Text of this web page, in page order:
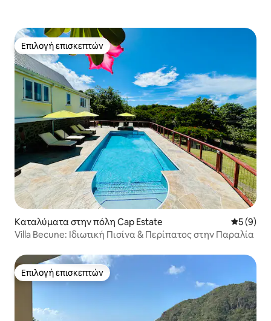
Επιλογή επισκεπτών
Επιλογή επισκεπτών
Καταλύματα στην πόλη Cap Estate Μέση
5 (9)
Villa Becune: Ιδιωτική Πισίνα & Περίπατος στην Παραλία
Επιλογή επισκεπτών
Επιλογή επισκεπτών